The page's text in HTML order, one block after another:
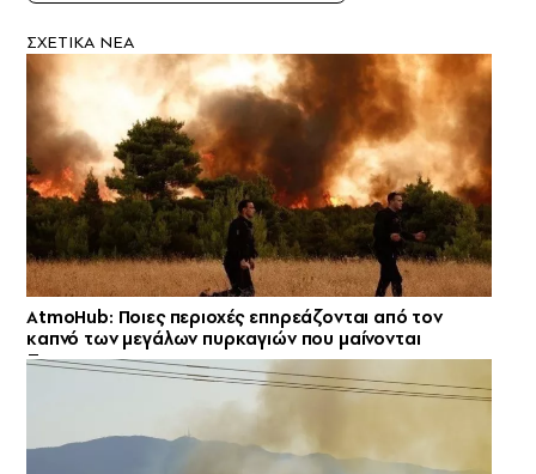
ΣXETIKA NEA
AtmoHub: Ποιες περιοχές επηρεάζονται από τον
καπνό των μεγάλων πυρκαγιών που μαίνονται